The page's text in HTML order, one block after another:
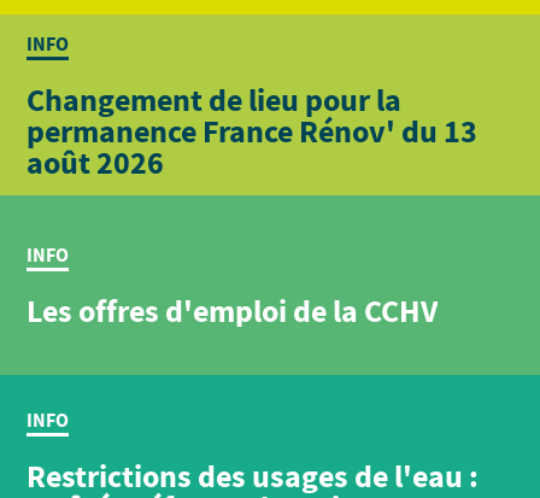
INFO
Changement de lieu pour la
permanence France Rénov' du 13
août 2026
INFO
Les offres d'emploi de la CCHV
INFO
Restrictions des usages de l'eau :